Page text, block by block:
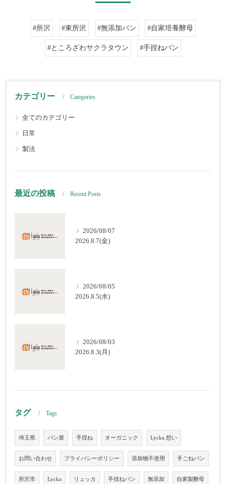
#所沢 #東所沢 #無添加パン #自家培養酵母
#ところざわサクラタウン #手捏ねパン
カテゴリー Categories
全てのカテゴリー
日常
製法
最近の投稿 Recent Posts
2026/08/07
2026.8.7(金)
2026/08/05
2026.8.5(水)
2026/08/03
2026.8.3(月)
タグ Tags
埼玉県 パン屋 手捏ね オーガニック Lycka 想い
お問い合わせ プライバシーポリシー 添加物不使用 手ごねパン
所沢市 Lycka リュッカ 手捏ねパン 無添加 自家製酵母